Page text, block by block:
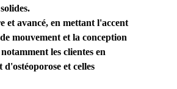
et avancé, en mettant l'accent
mouvement et la conception
les clientes en
et celles